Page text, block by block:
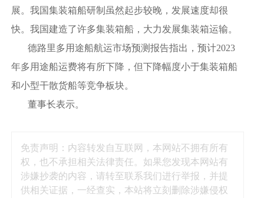
展。我国集装箱船研制虽然起步较晚，发展速度却很
快。我国建造了许多集装箱船，大力发展集装箱运输。
德路里多用途船航运市场预测报告指出，预计2023
年多用途船运费将有所下降，但下降幅度小于集装箱船
和小型干散货船等竞争板块。
董事长表示。
免责声明：内容转发自互联网，本网站不拥有所有
权，也不承担相关法律责任。如果您发现本网站有
涉嫌抄袭的内容，请转至联系我们进行举报，并提
供相关证据，一经查实，本站将立刻删除涉嫌侵权